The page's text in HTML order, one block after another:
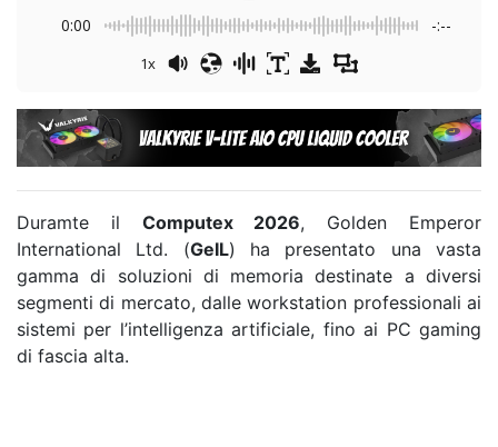
0:00 -:--
1x
Duramte il Computex 2026, Golden Emperor
International Ltd. (GeIL) ha presentato una vasta
gamma di soluzioni di memoria destinate a diversi
segmenti di mercato, dalle workstation professionali ai
sistemi per l’intelligenza artificiale, fino ai PC gaming
di fascia alta.